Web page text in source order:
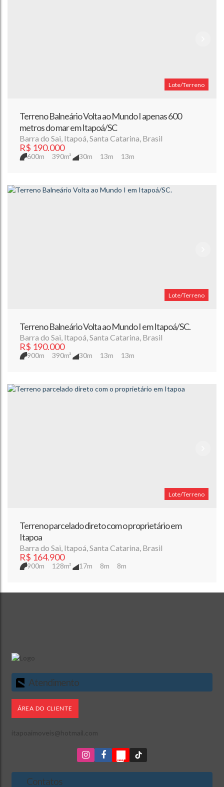
Lote/Terreno
Terreno Balneário Volta ao Mundo I apenas 600
metros do mar em Itapoá/SC
R$ 190.000
Barra do Sai, Itapoá,Santa Catarina, Brasil
600m 390m² 30m 13m 13m
Lote/Terreno
Terreno Balneário Volta ao Mundo I em Itapoá/SC.
R$ 190.000
Barra do Sai, Itapoá,Santa Catarina, Brasil
900m 390m² 30m 13m 13m
Lote/Terreno
Terreno parcelado direto com o proprietário em
Itapoa
R$ 164.900
Barra do Sai, Itapoá,Santa Catarina, Brasil
900m 128m² 17m 8m 8m
Atendimento
ÁREA DO CLIENTE
itapoaimoveis@hotmail.com
Contatos